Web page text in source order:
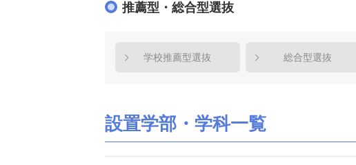
推薦型・総合型選抜
学校推薦型選抜 総合型選抜
設置学部・学科一覧